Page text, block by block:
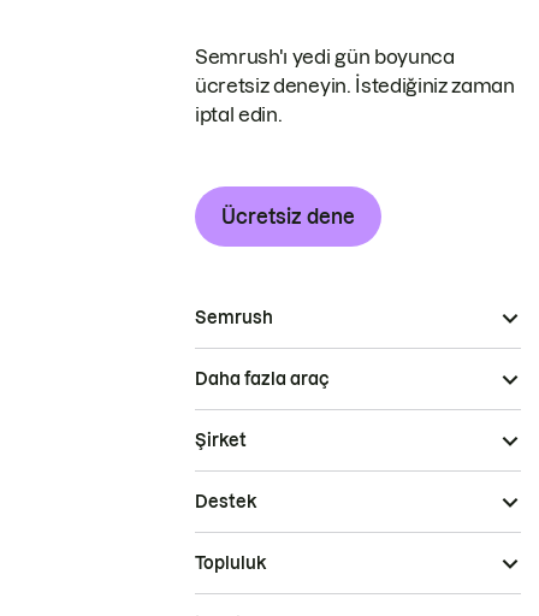
Semrush'ı yedi gün boyunca
ücretsiz deneyin. İstediğiniz zaman
iptal edin.
Ücretsiz dene
Semrush
Daha fazla araç
Şirket
Destek
Topluluk